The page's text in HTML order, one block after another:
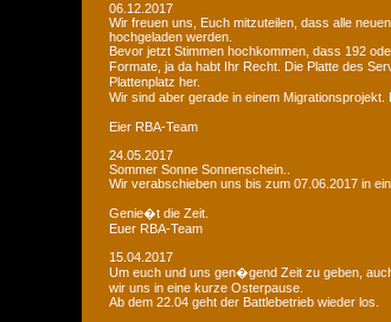
06.12.2017
Wir freuen uns, Euch mitzuteilen, dass alle
hochgeladen werden.
Bevor jetzt Stimmen hochkommen, dass 192
Formate, ja da habt Ihr Recht. Die Platte des
Plattenplatz her.
Wir sind aber gerade in einem
Eier RBA-Team
24.05.2017
Sommer Sonne Sonnenschein..
Wir verabschieben uns bis zum 07.06.2017 in
Genie�t die Zeit.
Euer RBA-Team
15.04.2017
Um euch und uns gen�gend Zeit zu geben,
wir uns in eine kurze Osterpause.
Ab dem 22.04 geht der Battlebetrieb wieder los.